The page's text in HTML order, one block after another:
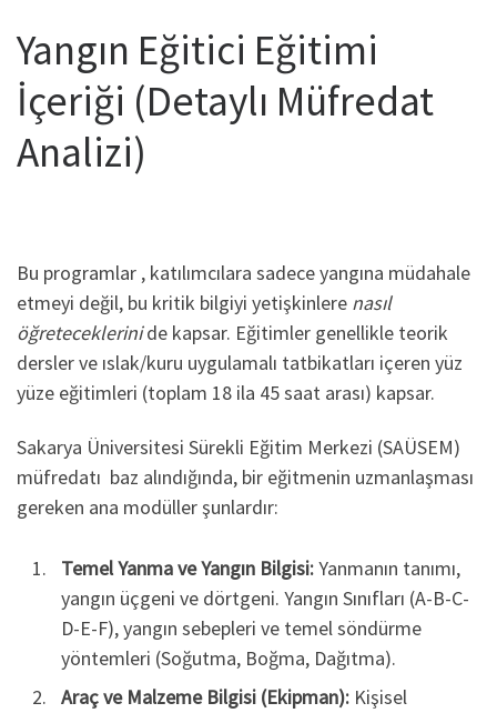
Yangın Eğitici Eğitimi
İçeriği (Detaylı Müfredat
Analizi)
Bu programlar , katılımcılara sadece yangına müdahale
etmeyi değil, bu kritik bilgiyi yetişkinlere nasıl
öğreteceklerinide kapsar. Eğitimler genellikle teorik
dersler ve ıslak/kuru uygulamalı tatbikatları içeren yüz
yüze eğitimleri (toplam 18 ila 45 saat arası) kapsar.
Sakarya Üniversitesi Sürekli Eğitim Merkezi (SAÜSEM)
müfredatı baz alındığında, bir eğitmenin uzmanlaşması
gereken ana modüller şunlardır:
Temel Yanma ve Yangın Bilgisi:Yanmanın tanımı,
yangın üçgeni ve dörtgeni. Yangın Sınıfları (A-B-C-
D-E-F), yangın sebepleri ve temel söndürme
yöntemleri (Soğutma, Boğma, Dağıtma).
Araç ve Malzeme Bilgisi (Ekipman): Kişisel